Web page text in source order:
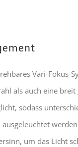
Vari-Fokus-
als auch eine breit
sodass
um das Licht